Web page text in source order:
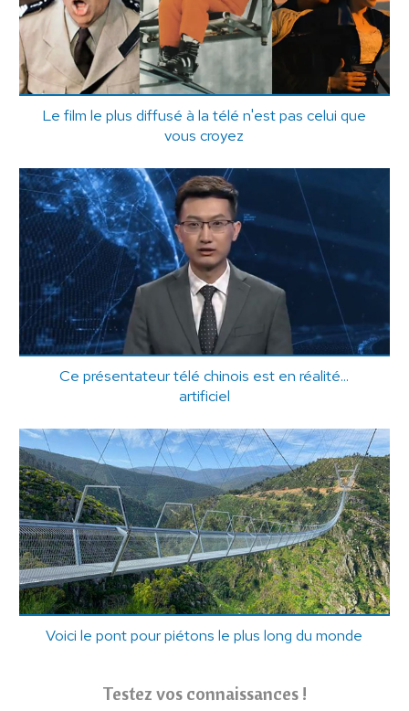
Le film le plus diffusé à la télé n'est pas celui que
vous croyez
Ce présentateur télé chinois est en réalité...
artificiel
Voici le pont pour piétons le plus long du monde
Testez vos connaissances !